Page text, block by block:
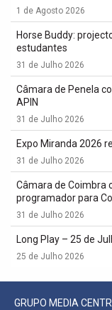
1 de Agosto 2026
Horse Buddy:
estudantes
31 de Julho 2026
Câmara de Penela
APIN
31 de Julho 2026
Expo Miranda 2026
31 de Julho 2026
Câmara de Coimbra
programador para
31 de Julho 2026
Long Play – 25 de
25 de Julho 2026
GRUPO MEDIA